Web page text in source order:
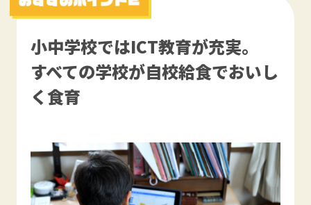
小中学校ではICT教育が充実。
すべての学校が自校給食でおいし
く食育